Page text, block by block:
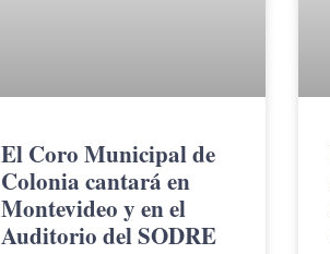
El Coro Municipal de
Colonia cantará en
Montevideo y en el
Auditorio del SODRE